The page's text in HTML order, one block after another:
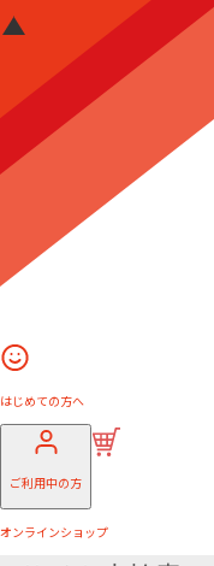
はじめての方へ
ご利用中の方
オンラインショップ